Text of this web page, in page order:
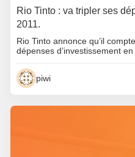
Rio Tinto : va tripler ses
2011.
Rio Tinto annonce qu’il
dépenses d’investissement
piwi